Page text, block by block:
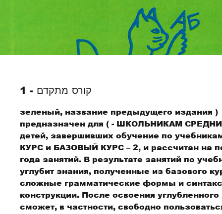
קורס מתקדם - 1
( зеленый, название предыдущего издания
- ШКОЛЬНИКАМ СРЕДНИХ КЛАССОВ ) предназначен для
детей, завершивших обучение по
КУРС и БАЗОВЫЙ КУРС – 2, и рассчитан на
года занятий. В результате занятий по
углубит знания, полученные из базового
сложные грамматические формы и
конструкции. После освоения углубленного
сможет, в частности, свободно